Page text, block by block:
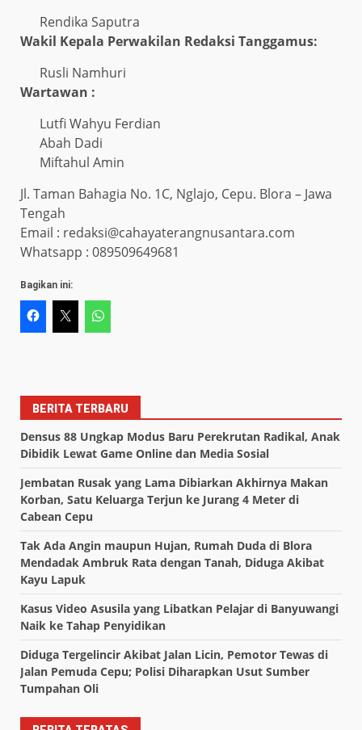
Rendika Saputra
Wakil Kepala Perwakilan Redaksi Tanggamus:
Rusli Namhuri
Wartawan :
Lutfi Wahyu Ferdian
Abah Dadi
Miftahul Amin
Jl. Taman Bahagia No. 1C, Nglajo, Cepu. Blora – Jawa
Tengah
Email : redaksi@cahayaterangnusantara.com
Whatsapp : 089509649681
Bagikan ini:
BERITA TERBARU
Densus 88 Ungkap Modus Baru Perekrutan Radikal, Anak
Dibidik Lewat Game Online dan Media Sosial
Jembatan Rusak yang Lama Dibiarkan Akhirnya Makan
Korban, Satu Keluarga Terjun ke Jurang 4 Meter di
Cabean Cepu
Tak Ada Angin maupun Hujan, Rumah Duda di Blora
Mendadak Ambruk Rata dengan Tanah, Diduga Akibat
Kayu Lapuk
Kasus Video Asusila yang Libatkan Pelajar di Banyuwangi
Naik ke Tahap Penyidikan
Diduga Tergelincir Akibat Jalan Licin, Pemotor Tewas di
Jalan Pemuda Cepu; Polisi Diharapkan Usut Sumber
Tumpahan Oli